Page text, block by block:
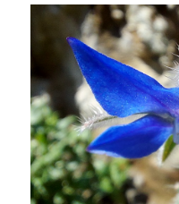
repas d'été repas de
printemps salade d'endives
salade de lentilles vertes
taboulé et lentilles